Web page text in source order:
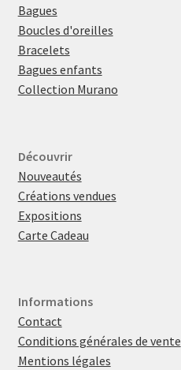
Bagues
Boucles d'oreilles
Bracelets
Bagues enfants
Collection Murano
Découvrir
Nouveautés
Créations vendues
Expositions
Carte Cadeau
Informations
Contact
Conditions générales de vente
Mentions légales